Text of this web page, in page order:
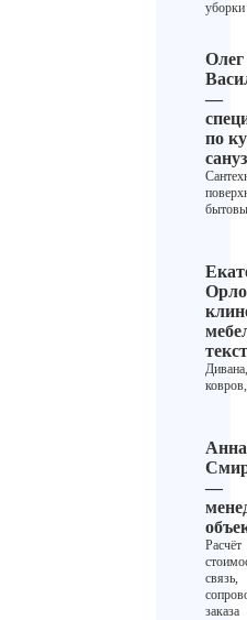
уборки
Олег
—
по
Дивана,
Анна
—
Расчёт
связь,
заказа